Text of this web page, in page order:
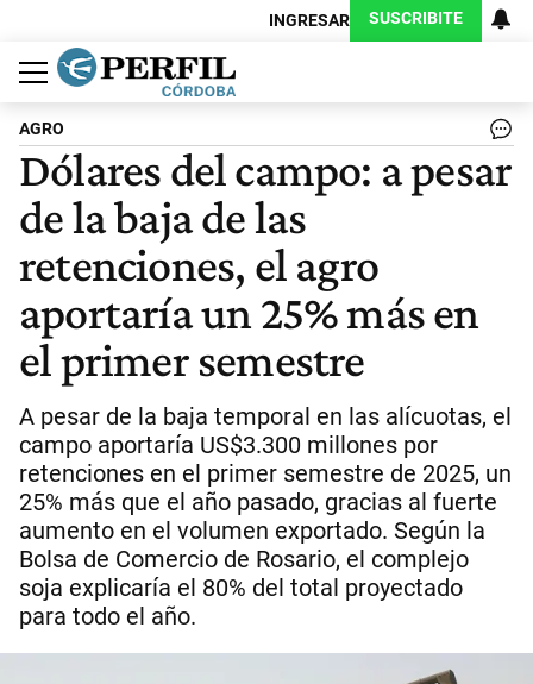
INGRESAR SUSCRIBITE
Política
Economía
Judiciales
Sociedad
Cultura
Espectáculos
Deportes
Protagonistas
AGRO
Dólares del campo: a pesar
de la baja de las
retenciones, el agro
aportaría un 25% más en
el primer semestre
A pesar de la baja temporal en las alícuotas, el
campo aportaría US$3.300 millones por
retenciones en el primer semestre de 2025, un
25% más que el año pasado, gracias al fuerte
aumento en el volumen exportado. Según la
Bolsa de Comercio de Rosario, el complejo
soja explicaría el 80% del total proyectado
para todo el año.